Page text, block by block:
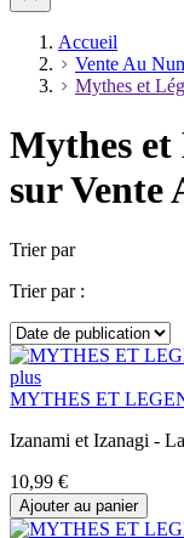
Accueil
Vente Au
Mythes et
Mythes et
sur Vente
Trier par
Trier par :
plus
MYTHES ET
Izanami et Izanagi -
10,99 €
Ajouter au panier